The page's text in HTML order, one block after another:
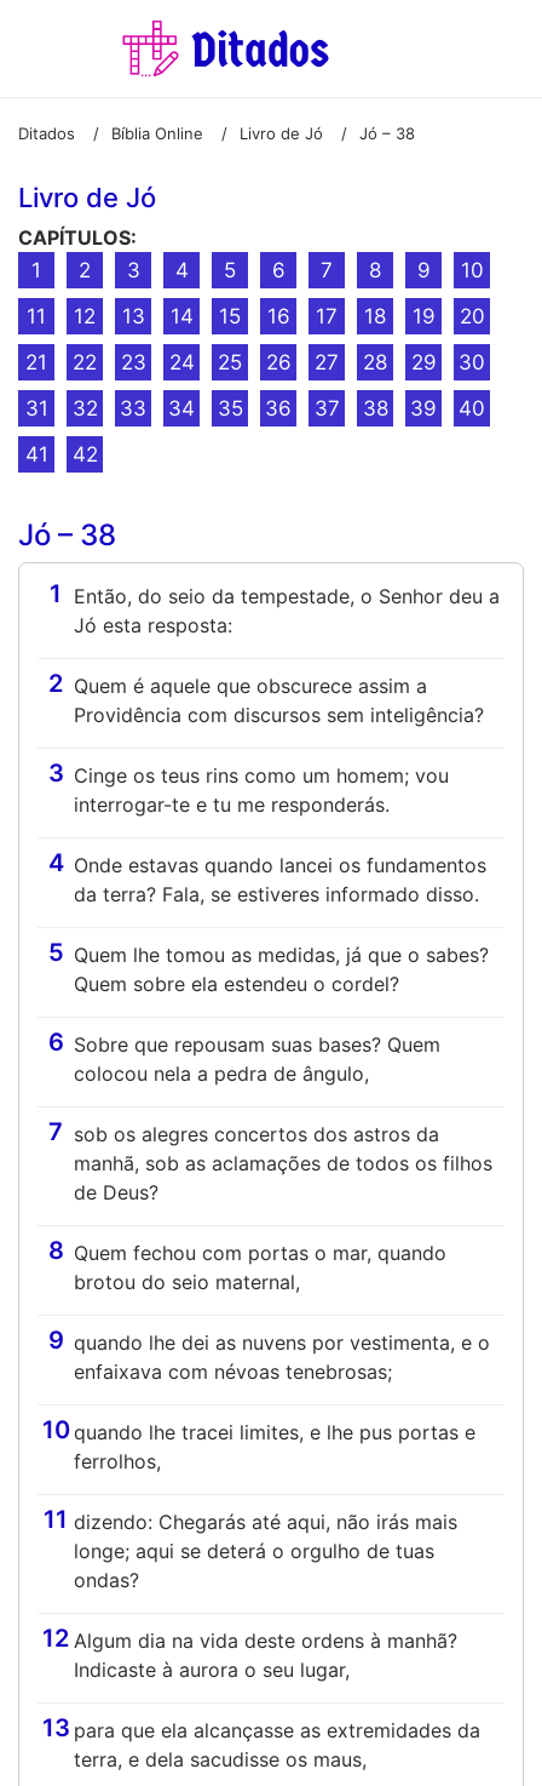
Ditados / Bíblia Online / Livro de Jó / Jó – 38
Livro de Jó
CAPÍTULOS:
1
2 3 4 5 6 7 8 9
10
11
12 13 14 15 16 17 18 19
20
21
22 23 24 25 26 27 28 29
30
31
32 33 34 35 36 37 38 39
40
41
42
Jó – 38
1
Então, do seio da tempestade, o Senhor deu a
Jó esta resposta:
2 Quem é aquele que obscurece assim a
Providência com discursos sem inteligência?
3 Cinge os teus rins como um homem; vou
interrogar-te e tu me responderás.
4 Onde estavas quando lancei os fundamentos
da terra? Fala, se estiveres informado disso.
5 Quem lhe tomou as medidas, já que o sabes?
Quem sobre ela estendeu o cordel?
6 Sobre que repousam suas bases? Quem
colocou nela a pedra de ângulo,
7 sob os alegres concertos dos astros da
manhã, sob as aclamações de todos os filhos
de Deus?
8 Quem fechou com portas o mar, quando
brotou do seio maternal,
9 quando lhe dei as nuvens por vestimenta, e o
enfaixava com névoas tenebrosas;
10quando lhe tracei limites, e lhe pus portas e
ferrolhos,
11 dizendo: Chegarás até aqui, não irás mais
longe; aqui se deterá o orgulho de tuas
ondas?
12 Algum dia na vida deste ordens à manhã?
Indicaste à aurora o seu lugar,
13 para que ela alcançasse as extremidades da
terra, e dela sacudisse os maus,